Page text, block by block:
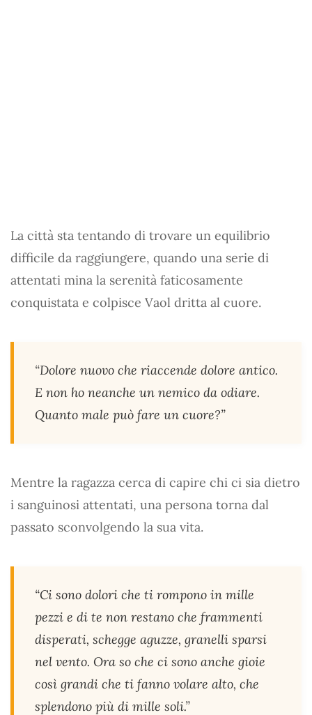
La città sta tentando di trovare un equilibrio
difficile da raggiungere, quando una serie di
attentati mina la serenità faticosamente
conquistata e colpisce Vaol dritta al cuore.
“Dolore nuovo che riaccende dolore antico.
E non ho neanche un nemico da odiare.
Quanto male può fare un cuore?”
Mentre la ragazza cerca di capire chi ci sia dietro
i sanguinosi attentati, una persona torna dal
passato sconvolgendo la sua vita.
“Ci sono dolori che ti rompono in mille
pezzi e di te non restano che frammenti
disperati, schegge aguzze, granelli sparsi
nel vento. Ora so che ci sono anche gioie
così grandi che ti fanno volare alto, che
splendono più di mille soli.”